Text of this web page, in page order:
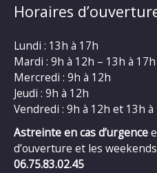
Horaires
Lundi : 13h à 17h
Mardi : 9h à 12h – 13h à 17h
Mercredi : 9h à 12h
Jeudi : 9h à 12h
Vendredi : 9h à 12h et 13h à
Astreinte en cas d’urgence
d’ouverture et les
06.75.83.02.45